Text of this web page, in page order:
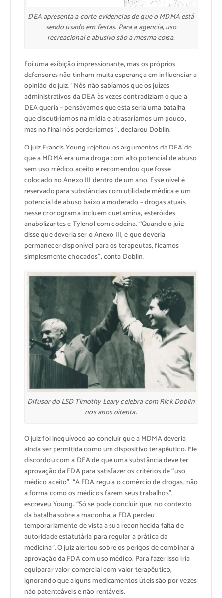
DEA apresenta a corte evidencias de que o MDMA está
sendo usado em festas. Para a agencia, uso
recreacional e abusivo são a mesma coisa.
Foi uma exibição impressionante, mas os próprios
defensores não tinham muita esperança em influenciar a
opinião do juiz. “Nós não sabíamos que os juízes
administrativos da DEA às vezes contradiziam o que a
DEA queria – pensávamos que esta seria uma batalha
que discutiríamos na mídia e atrasaríamos um pouco,
mas no final nós perderíamos “, declarou Doblin.
O juiz Francis Young rejeitou os argumentos da DEA de
que a MDMA era uma droga com alto potencial de abuso
sem uso médico aceito e recomendou que fosse
colocado no Anexo III dentro de um ano. Esse nível é
reservado para substâncias com utilidade médica e um
potencial de abuso baixo a moderado – drogas atuais
nesse cronograma incluem quetamina, esteróides
anabolizantes e Tylenol com codeína. “Quando o juiz
disse que deveria ser o Anexo III, e que deveria
permanecer disponível para os terapeutas, ficamos
simplesmente chocados”, conta Doblin.
Difusor do LSD Timothy Leary celebra com Rick Doblin
nos anos oitenta.
O juiz foi inequívoco ao concluir que a MDMA deveria
ainda ser permitida como um dispositivo terapêutico. Ele
discordou com a DEA de que uma substância deve ter
aprovação da FDA para satisfazer os critérios de “uso
médico aceito”. “A FDA regula o comércio de drogas, não
a forma como os médicos fazem seus trabalhos”,
escreveu Young. “Só se pode concluir que, no contexto
da batalha sobre a maconha, a FDA perdeu
temporariamente de vista a sua reconhecida falta de
autoridade estatutária para regular a prática da
medicina”. O juiz alertou sobre os perigos de combinar a
aprovação da FDA com uso médico. Para fazer isso iria
equiparar valor comercial com valor terapêutico,
ignorando que alguns medicamentos úteis são por vezes
não patenteáveis e não rentáveis.